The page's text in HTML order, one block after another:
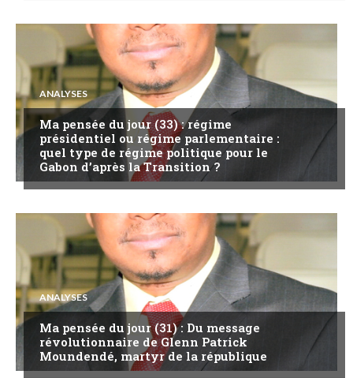
ANALYSES
Ma pensée du jour (33) : régime
présidentiel ou régime parlementaire :
quel type de régime politique pour le
Gabon d’après la Transition ?
ANALYSES
Ma pensée du jour (31) : Du message
révolutionnaire de Glenn Patrick
Moundendé, martyr de la république